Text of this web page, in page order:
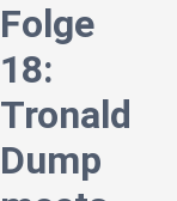
Folge
18:
Tronald
Dump